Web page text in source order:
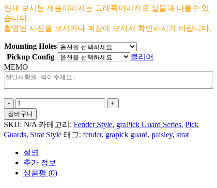
현재 보시는 제품이미지는 그래픽이미지로 실물과 다를수 있
습니다.
촬영된 사진을 보시거나 매장에 오셔서 확인하시기 바랍니다.
Mounting Holes
Pickup Config
클리어
MEMO
Tropical
Flowers
For
Fender
Strat
량
장바구니
SKU: N/A 카테고리: Fender Style, graPick Guard Series, Pick
Guards, Strat Style 태그: fender, grapick guard, paisley, strat
설명
추가 정보
상품평 (0)